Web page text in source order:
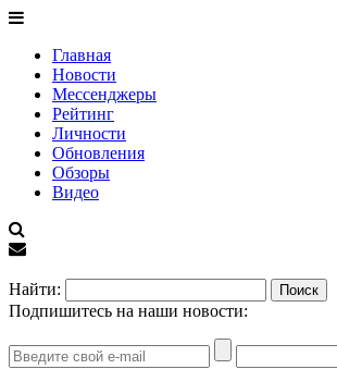
Главная
Новости
Мессенджеры
Рейтинг
Личности
Обновления
Обзоры
Видео
Найти:
Подпишитесь на наши новости: